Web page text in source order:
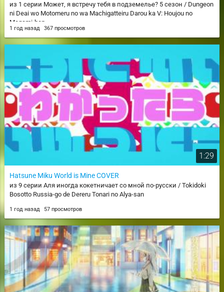
из 1 серии Может, я встречу тебя в подземелье? 5 сезон / Dungeon
ni Deai wo Motomeru no wa Machigatteiru Darou ka V: Houjou no
Megami-hen
1 год назад 367 просмотров
1:29
Hatsune Miku World is Mine COVER
из 9 серии Аля иногда кокетничает со мной по-русски / Tokidoki
Bosotto Russia-go de Dereru Tonari no Alya-san
1 год назад 57 просмотров